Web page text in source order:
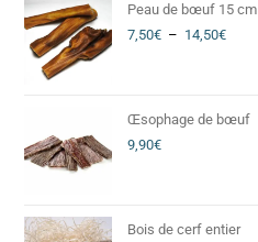
Peau de bœuf 15 cm
7,50€ – 14,50€
Œsophage de bœuf
9,90€
Bois de cerf entier